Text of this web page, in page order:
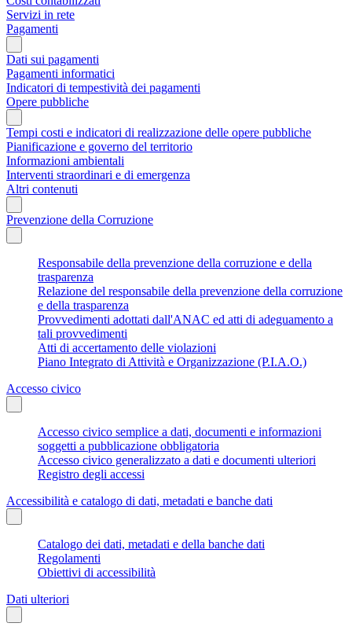
Servizi in rete
Pagamenti
Dati sui pagamenti
Pagamenti informatici
Indicatori di tempestività dei pagamenti
Opere pubbliche
Tempi costi e indicatori di realizzazione delle opere pubbliche
Pianificazione e governo del territorio
Informazioni ambientali
Interventi straordinari e di emergenza
Altri contenuti
Prevenzione della Corruzione
Responsabile della prevenzione della corruzione e della
trasparenza
Relazione del responsabile della prevenzione della corruzione
e della trasparenza
Provvedimenti adottati dall'ANAC ed atti di adeguamento a
tali provvedimenti
Atti di accertamento delle violazioni
Piano Integrato di Attività e Organizzazione (P.I.A.O.)
Accesso civico
Accesso civico semplice a dati, documenti e informazioni
soggetti a pubblicazione obbligatoria
Accesso civico generalizzato a dati e documenti ulteriori
Registro degli accessi
Accessibilità e catalogo di dati, metadati e banche dati
Catalogo dei dati, metadati e della banche dati
Regolamenti
Obiettivi di accessibilità
Dati ulteriori